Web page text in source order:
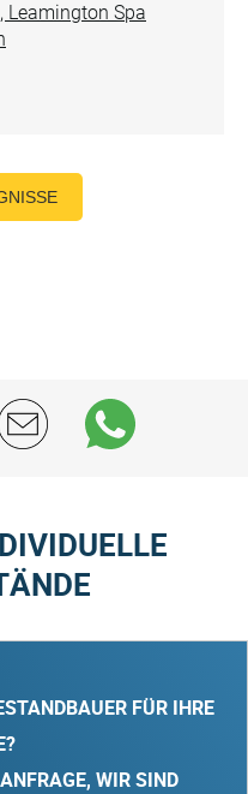
Leamington Spa
FÜR IHRE
WIR SIND